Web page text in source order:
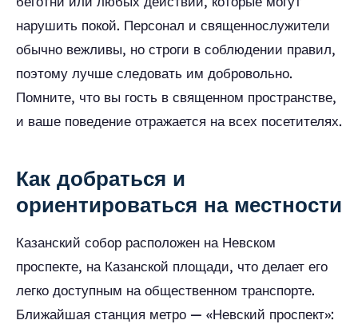
нарушить покой. Персонал и священнослужители
обычно вежливы, но строги в соблюдении правил,
поэтому лучше следовать им добровольно.
Помните, что вы гость в священном пространстве,
и ваше поведение отражается на всех посетителях.
Как добраться и
ориентироваться на местности
Казанский собор расположен на Невском
проспекте, на Казанской площади, что делает его
легко доступным на общественном транспорте.
Ближайшая станция метро — «Невский проспект»: